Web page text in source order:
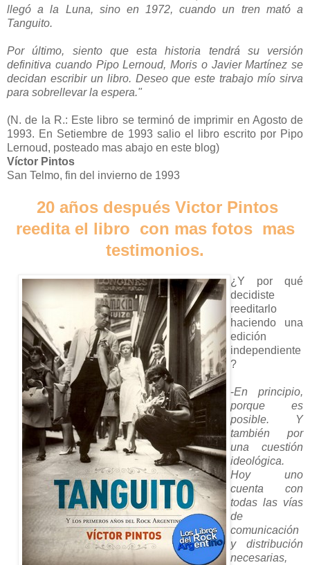
llegó a la Luna, sino en 1972, cuando un tren mató a
Tanguito.
Por último, siento que esta historia tendrá su versión
definitiva cuando Pipo Lernoud, Moris o Javier Martínez se
decidan escribir un libro. Deseo que este trabajo mío sirva
para sobrellevar la espera."
(N. de la R.: Este libro se terminó de imprimir en Agosto de
1993. En Setiembre de 1993 salio el libro escrito por Pipo
Lernoud, posteado mas abajo en este blog)
Víctor Pintos
San Telmo, fin del invierno de 1993
20 años después Victor Pintos
reedita el libro con mas fotos mas
testimonios.
¿Y por qué
decidiste
reeditarlo
haciendo una
edición
independiente
?
-En principio,
porque es
posible. Y
también por
una cuestión
ideológica.
Hoy uno
cuenta con
todas las vías
de
comunicación
y distribución
necesarias,